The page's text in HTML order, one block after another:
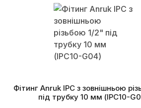
Фітинг Anruk IPC з зовнішньою
під трубку 10 мм (IPC10-